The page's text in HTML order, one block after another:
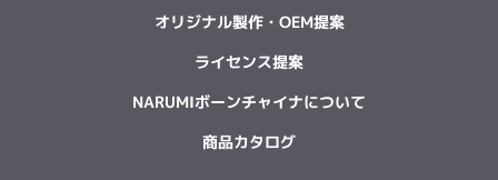
オリジナル製作・OEM提案
ライセンス提案
NARUMIボーンチャイナについて
商品カタログ